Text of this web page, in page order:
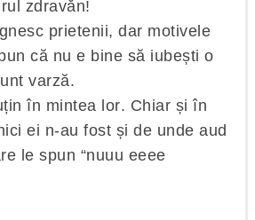
zdravăn!
prietenii, dar motivele
că nu e bine să iubești o
varză.
în mintea lor. Chiar și în
ei n-au fost și de unde aud
le spun “nuuu eeee